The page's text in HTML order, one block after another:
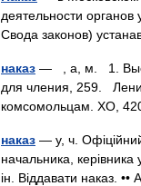
деятельности
Свода законов)
наказ — , а, м. 1.
для чления, 259.
комсомольцам. ХО,
наказ — у, ч.
начальника, керівника
ін. Віддавати наказ.